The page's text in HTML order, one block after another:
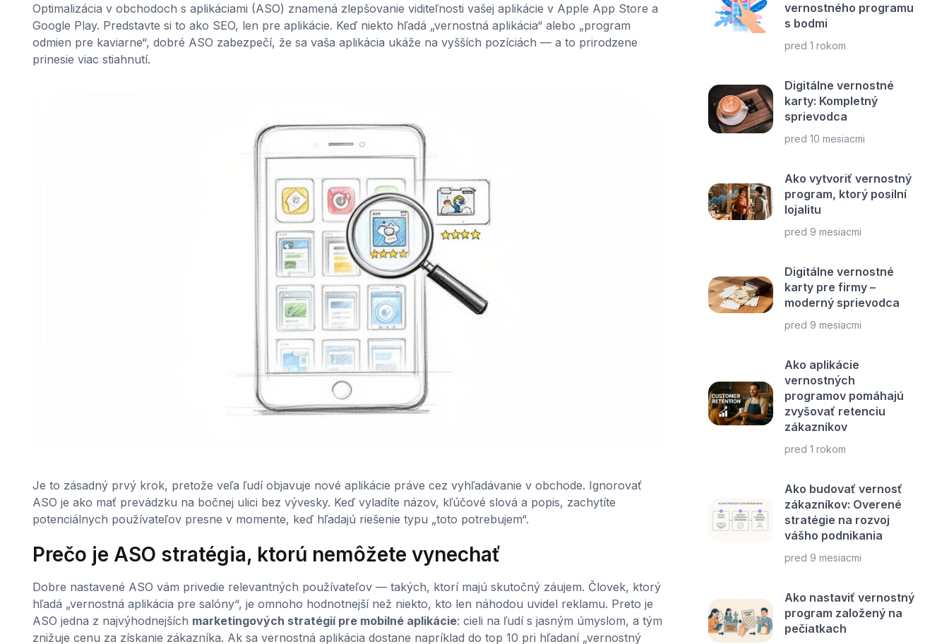
Optimalizácia v obchodoch s aplikáciami (ASO) znamená zlepšovanie viditeľnosti vašej aplikácie v Apple App Store a
Google Play. Predstavte si to ako SEO, len pre aplikácie. Keď niekto hľadá „vernostná aplikácia“ alebo „program
odmien pre kaviarne“, dobré ASO zabezpečí, že sa vaša aplikácia ukáže na vyšších pozíciách — a to prirodzene
prinesie viac stiahnutí.
Je to zásadný prvý krok, pretože veľa ľudí objavuje nové aplikácie práve cez vyhľadávanie v obchode. Ignorovať
ASO je ako mať prevádzku na bočnej ulici bez vývesky. Keď vyladíte názov, kľúčové slová a popis, zachytíte
potenciálnych používateľov presne v momente, keď hľadajú riešenie typu „toto potrebujem“.
Prečo je ASO stratégia, ktorú nemôžete vynechať
Dobre nastavené ASO vám privedie relevantných používateľov — takých, ktorí majú skutočný záujem. Človek, ktorý
hľadá „vernostná aplikácia pre salóny“, je omnoho hodnotnejší než niekto, kto len náhodou uvidel reklamu. Preto je
ASO jedna z najvýhodnejších marketingových stratégií pre mobilné aplikácie: cieli na ľudí s jasným úmyslom, a tým
znižuje cenu za získanie zákazníka. Ak sa vernostná aplikácia dostane napríklad do top 10 pri hľadaní „vernostný
vernostného programu
s bodmi
pred 1 rokom
Digitálne vernostné
karty: Kompletný
sprievodca
pred 10 mesiacmi
Ako vytvoriť vernostný
program, ktorý posilní
lojalitu
pred 9 mesiacmi
Digitálne vernostné
karty pre firmy –
moderný sprievodca
pred 9 mesiacmi
Ako aplikácie
vernostných
programov pomáhajú
zvyšovať retenciu
zákazníkov
pred 1 rokom
Ako budovať vernosť
zákazníkov: Overené
stratégie na rozvoj
vášho podnikania
pred 9 mesiacmi
Ako nastaviť vernostný
program založený na
pečiatkach